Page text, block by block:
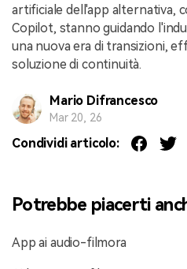
artificiale dell'app alternativa,
Copilot, stanno guidando
una nuova era di transizioni,
soluzione di continuità.
Mario Difrancesco
Mar 20, 26
Condividi articolo:
Potrebbe piacerti
App ai audio-filmora